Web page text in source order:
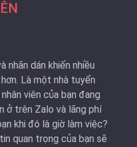
nhãn dán khiến nhiều
Là một nhà tuyển
viên của bạn đang
ở trên Zalo và lãng phí
khi đó là giờ làm việc?
quan trọng của bạn sẽ